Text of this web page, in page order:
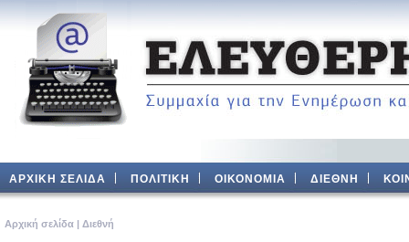
ΑΡΧΙΚΗ ΣΕΛΙΔΑ ΠΟΛΙΤΙΚΗ ΟΙΚΟΝΟΜΙΑ ΔΙΕΘΝΗ
Aρχική σελίδα | Διεθνή